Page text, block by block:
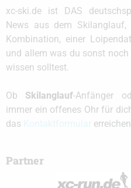
xc-ski.de ist DAS
News aus dem
Kombination, einer
und allem was du sonst
wissen solltest.
Ob Skilanglauf-Anfänger
immer ein offenes Ohr für
das
Partner